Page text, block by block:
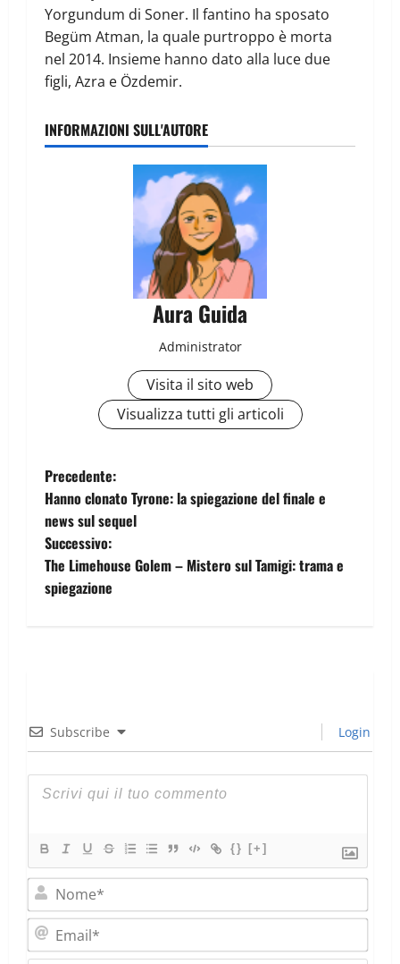
Yorgundum di Soner. Il fantino ha sposato
Begüm Atman, la quale purtroppo è morta
nel 2014. Insieme hanno dato alla luce due
figli, Azra e Özdemir.
INFORMAZIONI SULL'AUTORE
Aura Guida
Administrator
Visita il sito web
Visualizza tutti gli articoli
Precedente:
Hanno clonato Tyrone: la spiegazione del finale e
news sul sequel
Successivo:
The Limehouse Golem – Mistero sul Tamigi: trama e
spiegazione
Subscribe Login
{} [+]